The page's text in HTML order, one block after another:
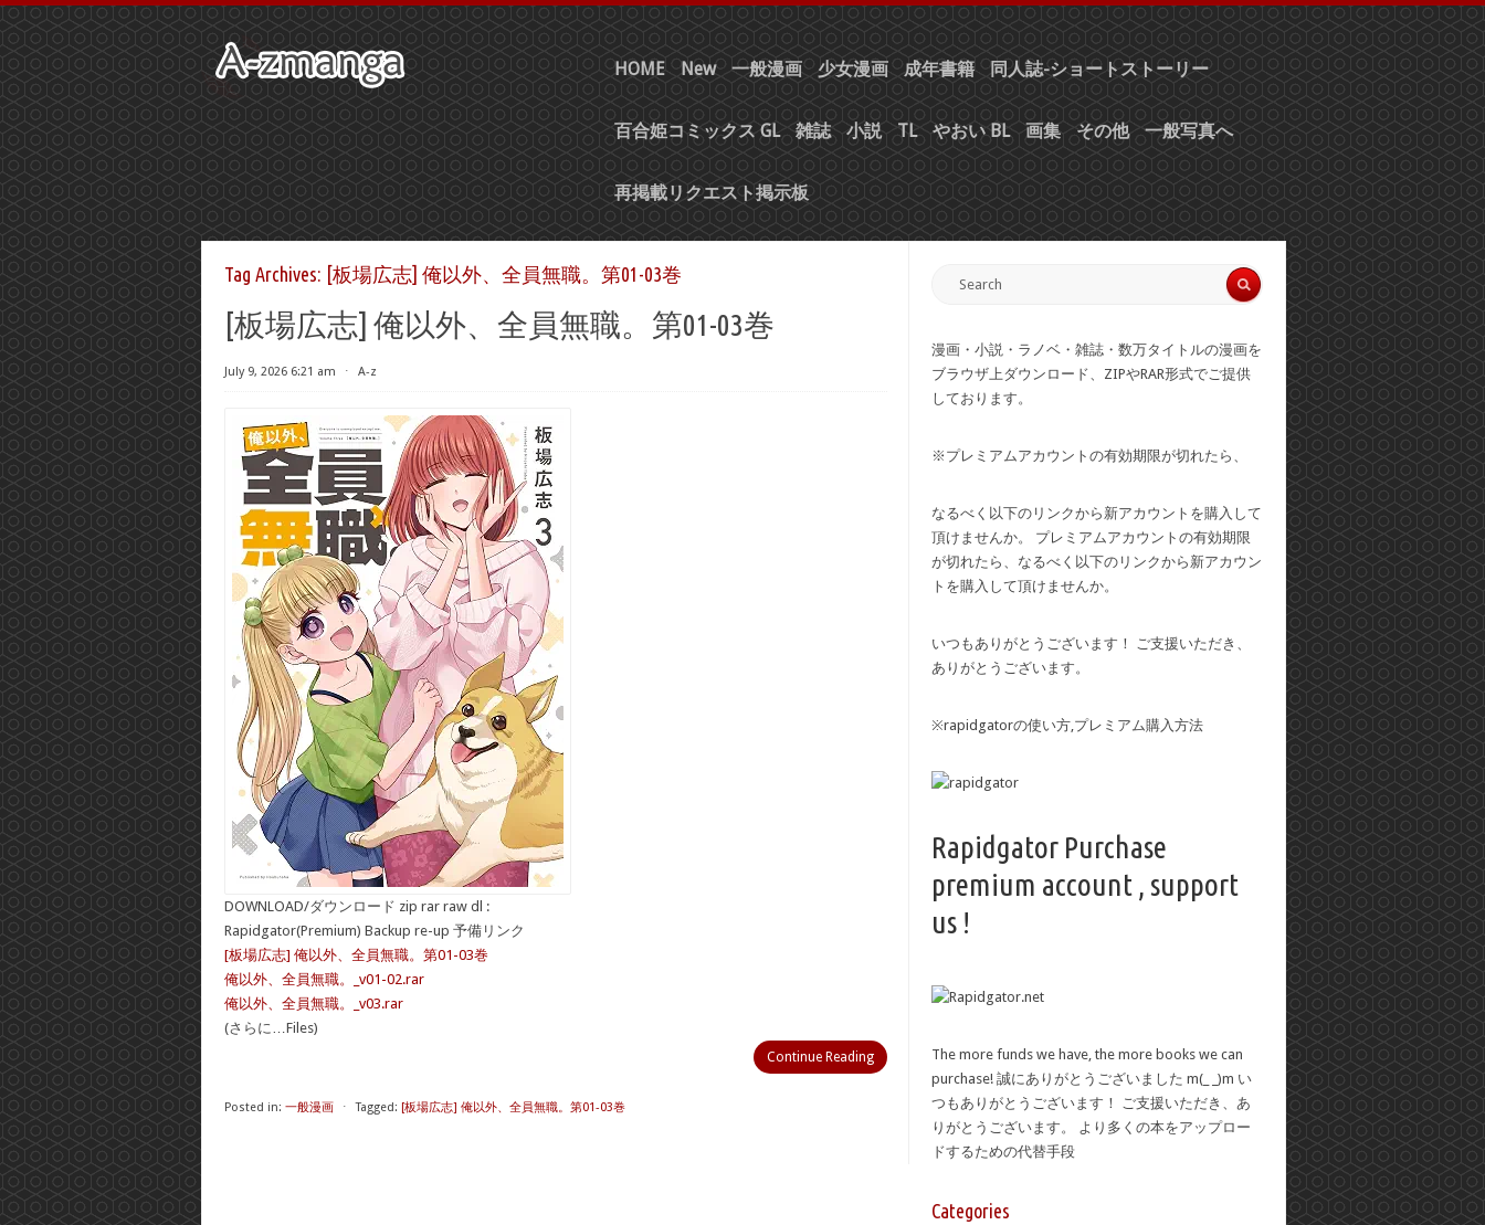
HOME New 一般漫画 少女漫画 成年書籍 同人誌-ショートストーリー
百合姫コミックス GL 雑誌 小説 TL やおい BL 画集 その他 一般写真へ
再掲載リクエスト掲示板
Tag Archives: [板場広志] 俺以外、全員無職。第01-03巻
[板場広志] 俺以外、全員無職。第01-03巻
July 9, 2026 6:21 am ⋅ A-z
DOWNLOAD/ダウンロード zip rar raw dl :
Rapidgator(Premium) Backup re-up 予備リンク
[板場広志] 俺以外、全員無職。第01-03巻
俺以外、全員無職。_v01-02.rar
俺以外、全員無職。_v03.rar
(さらに…Files)
Continue Reading
Posted in: 一般漫画 ⋅ Tagged: [板場広志] 俺以外、全員無職。第01-03巻
漫画・小説・ラノベ・雑誌・数万タイトルの漫画を
ブラウザ上ダウンロード、ZIPやRAR形式でご提供
しております。
※プレミアムアカウントの有効期限が切れたら、
なるべく以下のリンクから新アカウントを購入して
頂けませんか。 プレミアムアカウントの有効期限
が切れたら、なるべく以下のリンクから新アカウン
トを購入して頂けませんか。
いつもありがとうございます！ ご支援いただき、
ありがとうございます。
※rapidgatorの使い方,プレミアム購入方法
Rapidgator Purchase
premium account , support
us !
The more funds we have, the more books we can
purchase! 誠にありがとうございました m(_ _)m い
つもありがとうございます！ ご支援いただき、あ
りがとうございます。 より多くの本をアップロー
ドするための代替手段
Categories